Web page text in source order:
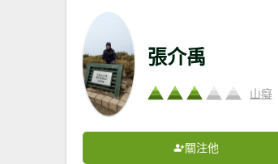
張介禹
山癡
關注他